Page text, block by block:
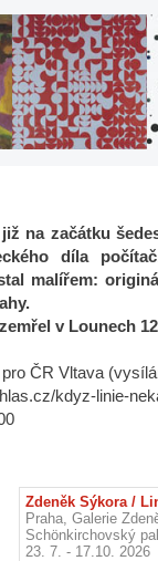
na začátku
díla
malířem:
v Lounech
ČR Vltava
kdyz-linie-
Zdeněk Sýkora /
Praha, Galerie
Schönkirchovský
23. 7. - 17.10. 2026